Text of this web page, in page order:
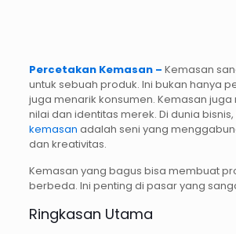
Percetakan Kemasan – Kemasan
untuk sebuah produk. Ini bukan hanya
juga menarik konsumen. Kemasan juga
nilai dan identitas merek. Di dunia bisnis,
kemasan adalah seni yang
dan kreativitas.
Kemasan yang bagus bisa membuat
berbeda. Ini penting di pasar yang
Ringkasan Utama